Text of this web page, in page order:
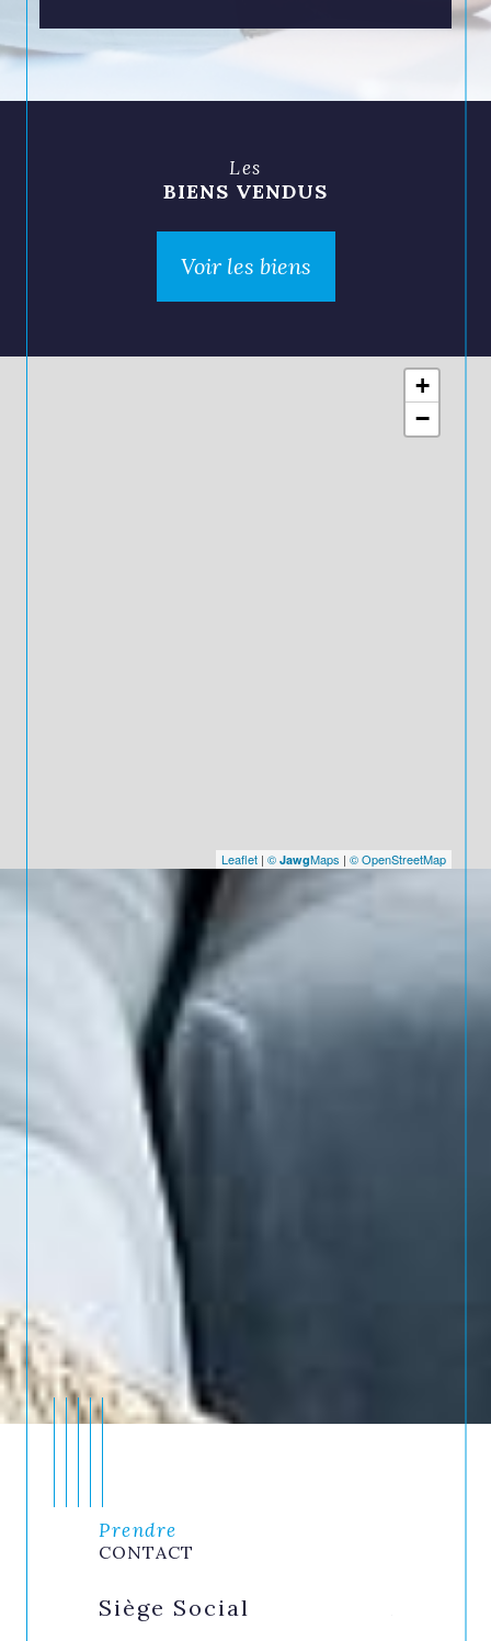
+
−
Leaflet|©JawgMaps|© OpenStreetMap
Les
BIENS VENDUS
Voir les biens
Prendre
CONTACT
Siège Social